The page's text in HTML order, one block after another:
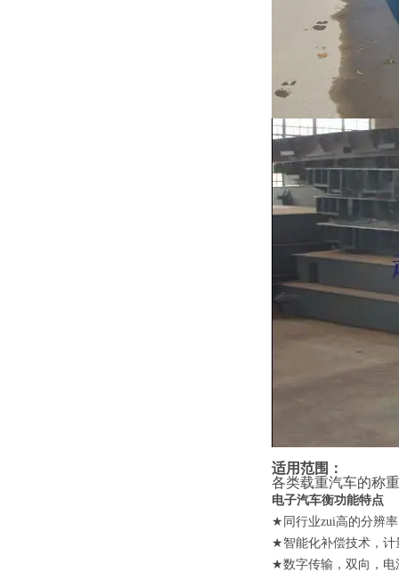
适用范围：
各类载重汽车的称
电子汽车衡功能特点
★ 同行业zui高的分辨率
★ 智能化补偿技术，
★数字传输，双向，电